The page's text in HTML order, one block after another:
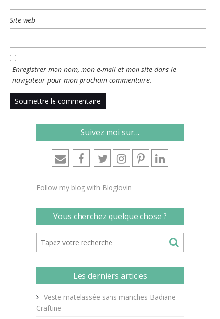
Site web
Enregistrer mon nom, mon e-mail et mon site dans le
navigateur pour mon prochain commentaire.
Suivez moi sur…
Follow my blog with Bloglovin
Vous cherchez quelque chose ?
Les derniers articles
Veste matelassée sans manches Badiane
Craftine